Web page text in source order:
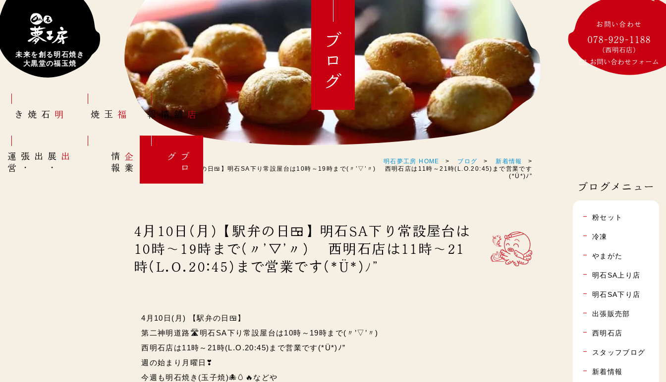
未来を創る明石焼き
大黒堂の福玉焼
明石焼き 福玉焼 店舗情報
出展
・
出張
・
運
営
企
業
情
報
ブ
ロ
グ
ブログ
明石夢工房 HOME ブログ
新着情報
4月10日(月)【駅弁の日🍱】明石SA下り常設屋台は10時～19時まで(〃’▽’〃) 西明石店は11時～21時(L.O.20:45)まで営業です
(*Ü*)ﾉ”
4月10日(月)【駅弁の日🍱】明石SA下り常設屋台は
10時～19時まで(〃’▽’〃) 西明石店は11時～21
時(L.O.20:45)まで営業です(*Ü*)ﾉ”
4月10日(月) 【駅弁の日🍱】
第二神明道路🛣️明石SA下り常設屋台は10時～19時まで(〃’▽’〃)
西明石店は11時～21時(L.O.20:45)まで営業です(*Ü*)ﾉ”
週の始まり月曜日❣
今週も明石焼き(玉子焼)🐙🥚🔥などや
お問い合わせ
078-929-1188
(西明石店)
お問い合わせフォーム
ブログメニュー
粉セット
冷凍
やまがた
明石SA上り店
明石SA下り店
出張販売部
西明石店
スタッフブログ
新着情報